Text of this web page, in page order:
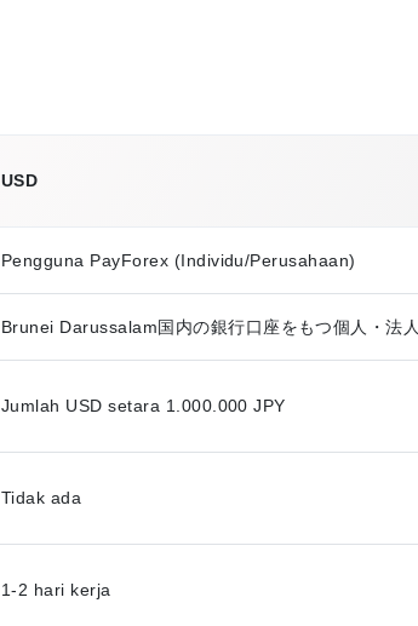
USD
Pengguna PayForex (Individu/Perusahaan)
Brunei Darussalam国内の銀行口座をもつ個人・法人
Jumlah USD setara 1.000.000 JPY
Tidak ada
1-2 hari kerja